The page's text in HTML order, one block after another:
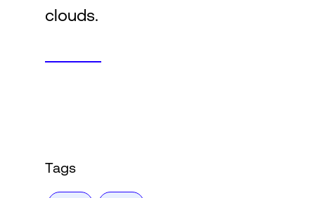
clouds.
Tags